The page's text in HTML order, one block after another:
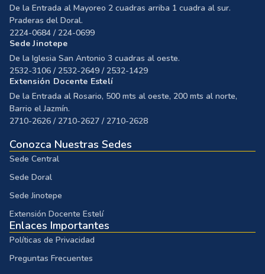
De la Entrada al Mayoreo 2 cuadras arriba 1 cuadra al sur.
Praderas del Doral.
2224-0684 / 224-0699
Sede Jinotepe
De la Iglesia San Antonio 3 cuadras al oeste.
2532-3106 / 2532-2649 / 2532-1429
Extensión Docente Estelí
De la Entrada al Rosario, 500 mts al oeste, 200 mts al norte,
Barrio el Jazmín.
2710-2626 / 2710-2627 / 2710-2628
Conozca Nuestras Sedes
Sede Central
Sede Doral
Sede Jinotepe
Extensión Docente Estelí
Enlaces Importantes
Políticas de Privacidad
Preguntas Frecuentes